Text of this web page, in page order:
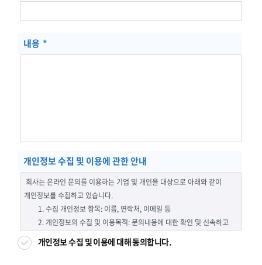
내용 *
개인정보 수집 및 이용에 관한 안내
개인정보 수집 및 이용에 대해 동의합니다.